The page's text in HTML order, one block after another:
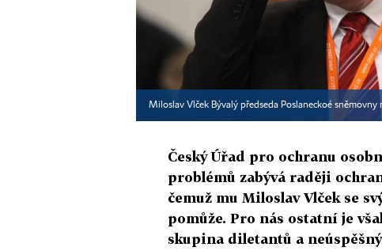
Miloslav Vlček Bývalý předseda Poslaneckoé sněmovny
Český Úřad pro ochranu
problémů zabývá raději
čemuž mu Miloslav Vlček se
pomůže. Pro nás ostatní je
skupina diletantů a